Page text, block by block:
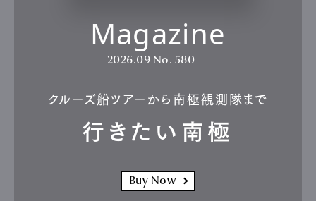
Magazine
2026.09 No. 580
クルーズ船ツアーから南極観測隊まで
行きたい南極
Buy Now